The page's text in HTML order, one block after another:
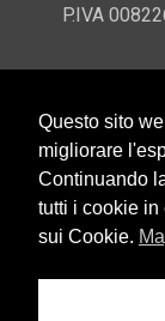
P.IVA
Questo sito
migliorare
Continuando
tutti i cookie in
sui Cookie.